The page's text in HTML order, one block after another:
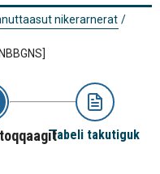
nikerarnerat /
Tabeli takutiguk